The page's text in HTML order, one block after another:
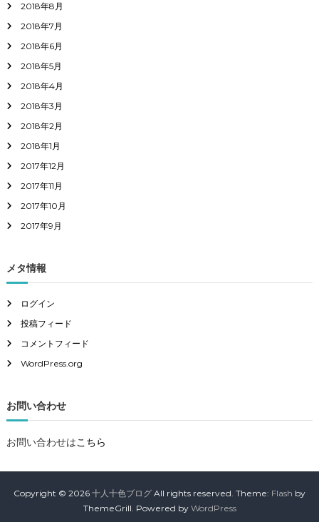
2018年8月
2018年7月
2018年6月
2018年5月
2018年4月
2018年3月
2018年2月
2018年1月
2017年12月
2017年11月
2017年10月
2017年9月
メタ情報
ログイン
投稿フィード
コメントフィード
WordPress.org
お問い合わせ
お問い合わせはこちら
Copyright © 2026 十人十色ブログ All rights reserved. Theme: Flash by
ThemeGrill. Powered by WordPress